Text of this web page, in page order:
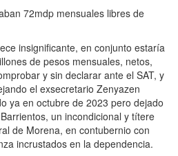
72mdp mensuales libres de
insignificante, en conjunto estaría
de pesos mensuales, netos,
y sin declarar ante el SAT, y
el exsecretario Zenyazen
ya en octubre de 2023 pero dejado
un incondicional y títere
de Morena, en contubernio con
incrustados en la dependencia.